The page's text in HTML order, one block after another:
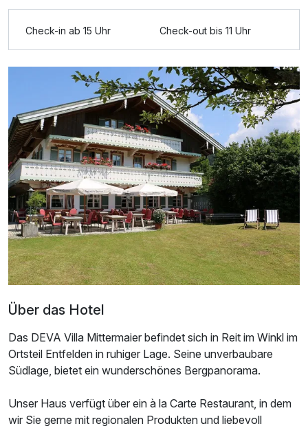
Juniorsuite/n
2 Erwachsene und 2 Kinder
Ausstattung
Check-in ab 15 Uhr Check-out bis 11 Uhr
Über das Hotel
Das DEVA Villa Mittermaier befindet sich in Reit im Winkl im
Ortsteil Entfelden in ruhiger Lage. Seine unverbaubare
Südlage, bietet ein wunderschönes Bergpanorama.
Unser Haus verfügt über ein à la Carte Restaurant, in dem
wir Sie gerne mit regionalen Produkten und liebevoll